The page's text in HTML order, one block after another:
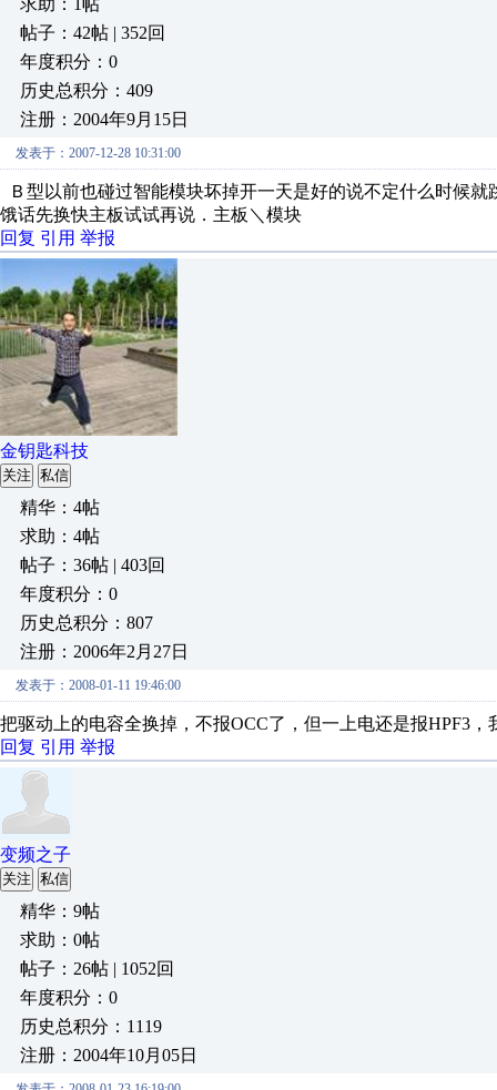
求助：1帖
帖子：42帖 | 352回
年度积分：0
历史总积分：409
注册：2004年9月15日
发表于：2007-12-28 10:31:00
Ｂ型以前也碰过智能模块坏掉开一天是好的说不定什么时候
饿话先换快主板试试再说．主板＼模块
回复 引用 举报
金钥匙科技
关注 私信
精华：4帖
求助：4帖
帖子：36帖 | 403回
年度积分：0
历史总积分：807
注册：2006年2月27日
发表于：2008-01-11 19:46:00
把驱动上的电容全换掉，不报OCC了，但一上电还是报HPF3，
回复 引用 举报
变频之子
关注 私信
精华：9帖
求助：0帖
帖子：26帖 | 1052回
年度积分：0
历史总积分：1119
注册：2004年10月05日